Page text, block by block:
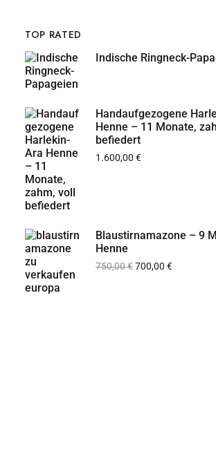
TOP RATED
Indische Ringneck-
Handaufgezogene
Henne – 11 Monate,
befiedert
1.600,00 €
Blaustirnamazone – 9
Henne
750,00€700,00 €